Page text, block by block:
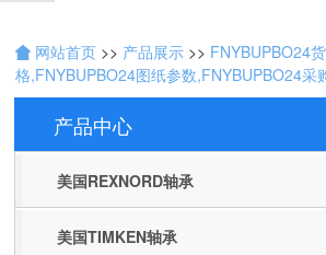
网站首页 >> 产品展示 >> FNYBUPBO24
格,FNYBUPBO24图纸参数,FNYBUPBO24采
产品中心
Products
美国REXNORD轴承
美国TIMKEN轴承